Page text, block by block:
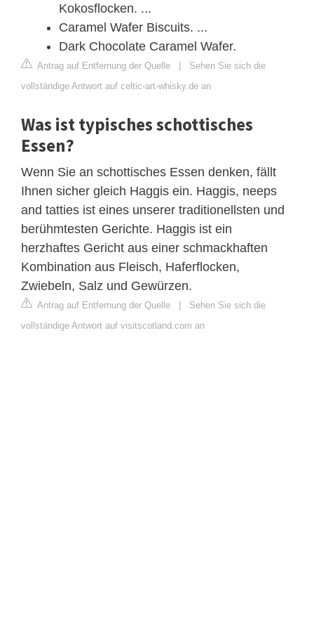
Kokosflocken. ...
Caramel Wafer Biscuits. ...
Dark Chocolate Caramel Wafer.
Antrag auf Entfernung der Quelle | Sehen Sie sich die
vollständige Antwort auf celtic-art-whisky.de an
Was ist typisches schottisches
Essen?
Wenn Sie an schottisches Essen denken, fällt
Ihnen sicher gleich Haggis ein. Haggis, neeps
and tatties ist eines unserer traditionellsten und
berühmtesten Gerichte. Haggis ist ein
herzhaftes Gericht aus einer schmackhaften
Kombination aus Fleisch, Haferflocken,
Zwiebeln, Salz und Gewürzen.
Antrag auf Entfernung der Quelle | Sehen Sie sich die
vollständige Antwort auf visitscotland.com an